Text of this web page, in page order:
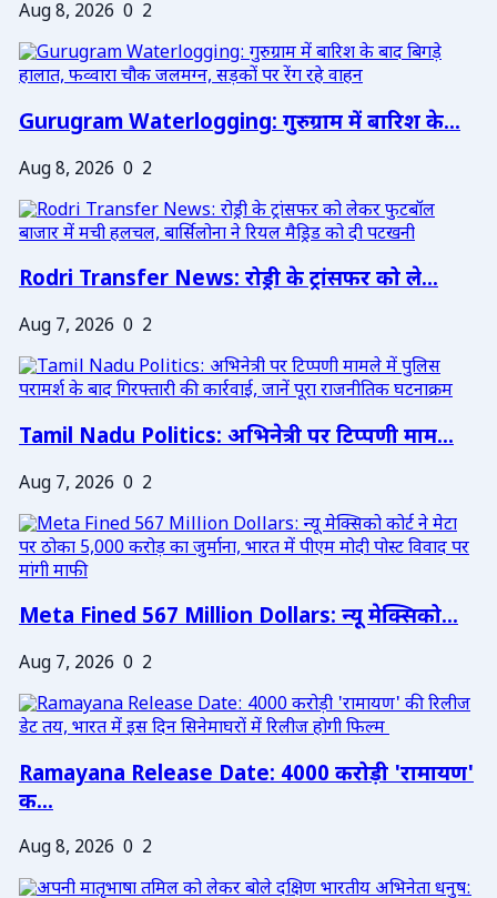
Aug 8, 2026 0 2
Gurugram Waterlogging: गुरुग्राम में बारिश के...
Aug 8, 2026 0 2
Rodri Transfer News: रोड्री के ट्रांसफर को ले...
Aug 7, 2026 0 2
Tamil Nadu Politics: अभिनेत्री पर टिप्पणी माम...
Aug 7, 2026 0 2
Meta Fined 567 Million Dollars: न्यू मेक्सिको...
Aug 7, 2026 0 2
Ramayana Release Date: 4000 करोड़ी 'रामायण'
क...
Aug 8, 2026 0 2